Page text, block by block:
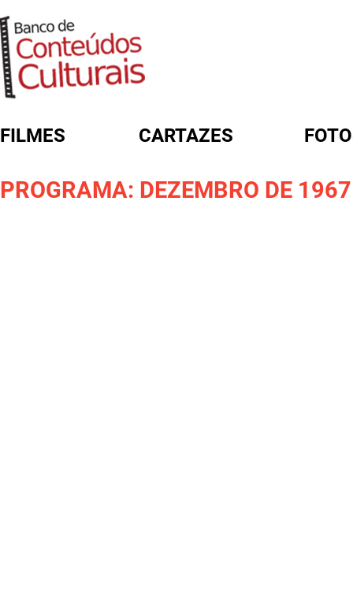
FILMES CARTAZES
PROGRAMA: DEZEMBRO DE 1967
FORMULÁRIO DE BUSCA